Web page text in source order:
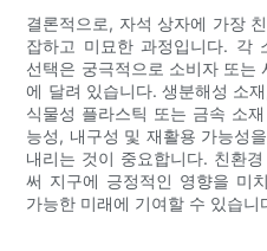
결론적으로, 자석 상자에 가장
잡하고 미묘한 과정입니다. 각
선택은 궁극적으로 소비자 또는
에 달려 있습니다. 생분해성 소
식물성 플라스틱 또는 금속 소
능성, 내구성 및 재활용 가능성
내리는 것이 중요합니다. 친환
써 지구에 긍정적인 영향을 미
가능한 미래에 기여할 수 있습니